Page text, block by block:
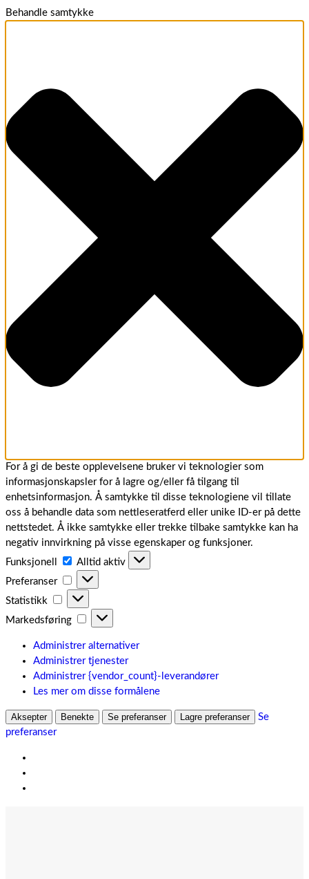
Behandle samtykke
For å gi de beste opplevelsene bruker vi teknologier som
informasjonskapsler for å lagre og/eller få tilgang til
enhetsinformasjon. Å samtykke til disse teknologiene vil tillate
oss å behandle data som nettleseratferd eller unike ID-er på dette
nettstedet. Å ikke samtykke eller trekke tilbake samtykke kan ha
negativ innvirkning på visse egenskaper og funksjoner.
Funksjonell
Funksjonell
Alltid aktiv
Preferanser
Preferanser
Statistikk Statistikk
Markedsføring Markedsføring
Administrer alternativer
Administrer tjenester
Administrer {vendor_count}-leverandører
Les mer om disse formålene
Aksepter Benekte Se preferanser Lagre preferanser
Se
preferanser